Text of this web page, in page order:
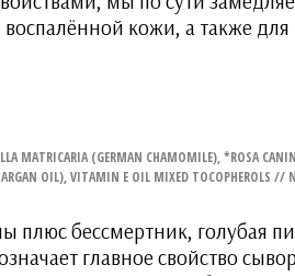
кожи, а также
(GERMAN CHAMOMILE), *ROSA
(ARGAN OIL), VITAMIN E OIL MIXED
плюс бессмертник,
главное свойство